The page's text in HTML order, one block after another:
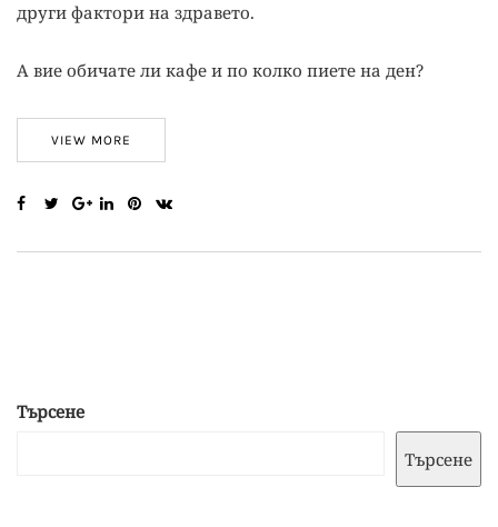
други фактори на здравето.
А вие обичате ли кафе и по колко пиете на ден?
VIEW MORE
Търсене
Търсене